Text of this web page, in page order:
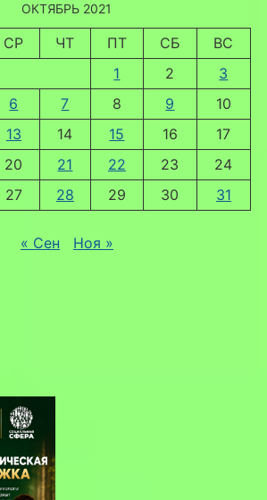
ОКТЯБРЬ 2021
СР ЧТ ПТ СБ
ВС
1
2
3
6 7 8 9
10
13 14 15 16
17
20 21 22 23
24
27 28 29 30 31
« Сен Ноя »